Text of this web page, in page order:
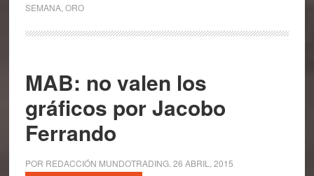
SEMANA, ORO
MAB: no valen los
gráficos por Jacobo
Ferrando
POR REDACCIÓN MUNDOTRADING. 26 ABRIL, 2015